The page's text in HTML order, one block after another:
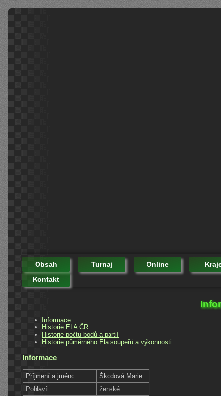
Obsah Turnaj Online
Kontakt
Informace
Historie ELA ČR
Historie počtu bodů a partií
Historie půměrného Ela soupeřů a výkonnosti
Informace
Příjmení a jméno
Škodová Marie
Pohlaví
ženské